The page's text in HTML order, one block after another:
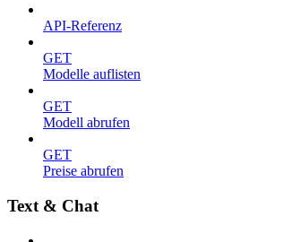
API-Referenz
GET
Modelle auflisten
GET
Modell abrufen
GET
Preise abrufen
Text & Chat